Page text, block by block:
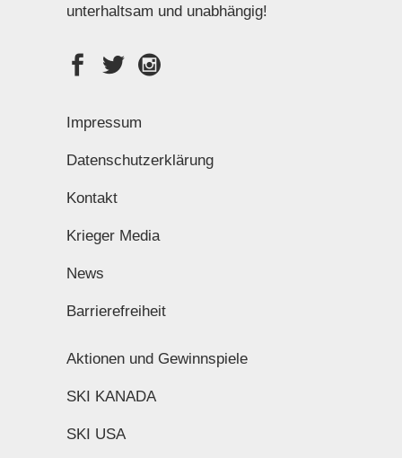
unterhaltsam und unabhängig!
Impressum
Datenschutzerklärung
Kontakt
Krieger Media
News
Barrierefreiheit
Aktionen und Gewinnspiele
SKI KANADA
SKI USA